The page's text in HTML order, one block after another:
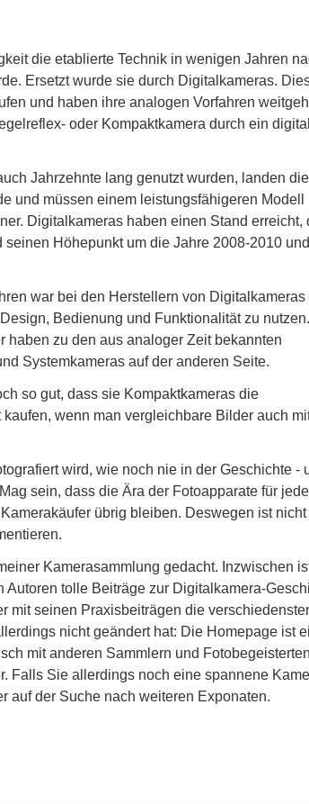
die etablierte Technik in wenigen Jahren
Ersetzt wurde sie durch Digitalkameras.
und haben ihre analogen Vorfahren
oder Kompaktkamera durch ein
Jahrzehnte lang genutzt wurden, landen die
und müssen einem leistungsfähigeren Modell
Digitalkameras haben einen Stand erreicht,
Höhepunkt um die Jahre 2008-2010
war bei den Herstellern von Digitalkameras
Bedienung und Funktionalität zu nutzen.
haben zu den aus analoger Zeit bekannten
Systemkameras auf der anderen Seite.
so gut, dass sie Kompaktkameras die
wenn man vergleichbare Bilder auch
wird, wie noch nie in der Geschichte -
sein, dass die Ära der Fotoapparate für
übrig bleiben. Deswegen ist nicht
Kamerasammlung gedacht. Inzwischen
tolle Beiträge zur Digitalkamera-
mit seinen Praxisbeiträgen die
nicht geändert hat: Die Homepage ist
mit anderen Sammlern und
Falls Sie allerdings noch eine spannene
auf der Suche nach weiteren Exponaten.